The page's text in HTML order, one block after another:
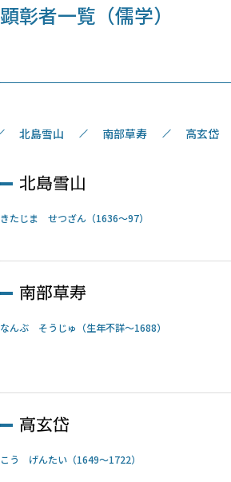
顕彰者一覧（儒学）
北島雪山 南部草寿 高玄岱
北島雪山
きたじま せつざん（1636～97）
南部草寿
なんぶ そうじゅ（生年不詳～1688）
高玄岱
こう げんたい（1649～1722）